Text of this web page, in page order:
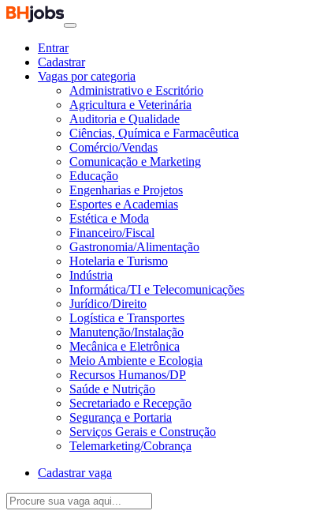
Entrar
Cadastrar
Vagas por categoria
Administrativo e Escritório
Agricultura e Veterinária
Auditoria e Qualidade
Ciências, Química e Farmacêutica
Comércio/Vendas
Comunicação e Marketing
Educação
Engenharias e Projetos
Esportes e Academias
Estética e Moda
Financeiro/Fiscal
Gastronomia/Alimentação
Hotelaria e Turismo
Indústria
Informática/TI e Telecomunicações
Jurídico/Direito
Logística e Transportes
Manutenção/Instalação
Mecânica e Eletrônica
Meio Ambiente e Ecologia
Recursos Humanos/DP
Saúde e Nutrição
Secretariado e Recepção
Segurança e Portaria
Serviços Gerais e Construção
Telemarketing/Cobrança
Cadastrar vaga